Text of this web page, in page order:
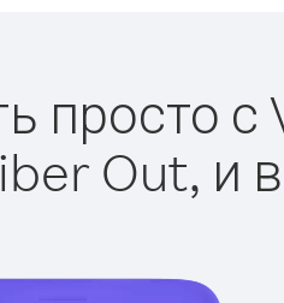
просто с
Out, и